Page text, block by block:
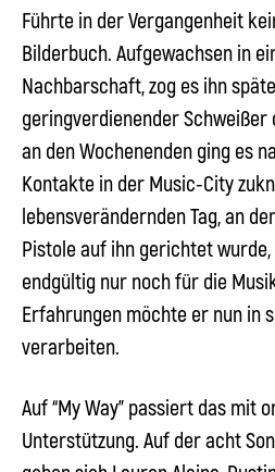
Führte in der Vergangenheit
Bilderbuch. Aufgewachsen in
Nachbarschaft, zog es ihn
geringverdienender Schweißer
an den Wochenenden ging es
Kontakte in der Music-City
lebensverändernden Tag, an
Pistole auf ihn gerichtet
endgültig nur noch für die
Erfahrungen möchte er nun in
verarbeiten.
Auf “My Way” passiert das
Unterstützung. Auf der acht